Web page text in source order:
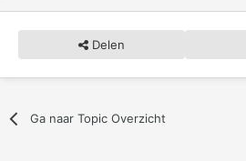
Delen
Ga naar Topic Overzicht